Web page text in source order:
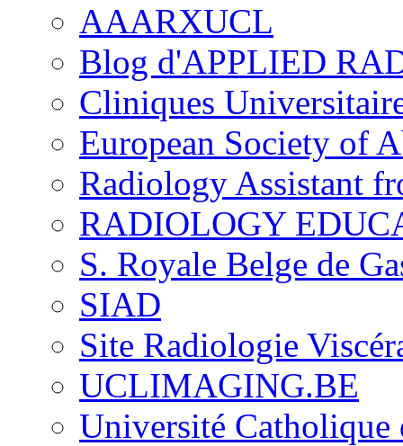
AAARXUCL
Blog d'APPLIED
Cliniques
European Society of
Radiology Assistant
RADIOLOGY
S. Royale Belge de
SIAD
Site Radiologie
UCLIMAGING.BE
Université Catholique